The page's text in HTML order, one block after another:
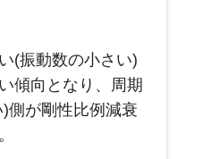
(振動数の小さい)
傾向となり、周期
側が剛性比例減衰